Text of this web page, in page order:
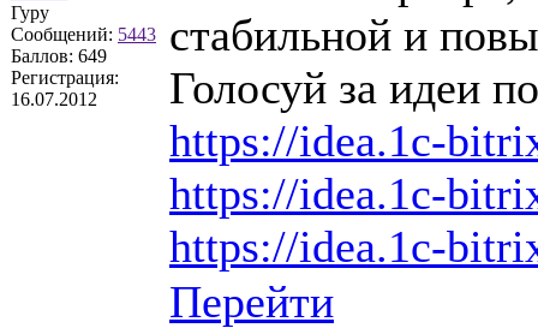
Гуру
Сообщений: 5443
Баллов: 649
Регистрация:
16.07.2012
стабильной и
Голосуй за идеи
https://idea.1c-
https://idea.1c-
https://idea.1c-
Перейти